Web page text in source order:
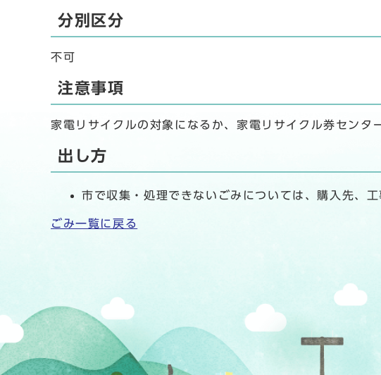
分別区分
不可
注意事項
家電リサイクルの対象になるか、家電リサイクル券センタ
出し方
市で収集・処理できないごみについては、購入先、
ごみ一覧に戻る